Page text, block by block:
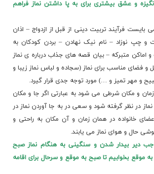
و عشق بیشتری برای به پا داشتن نماز فراهم
بایست فرآیند تربیت دینی از قبل از ازدواج – اذان
و چپ نوزاد – نام نیک نهادن – بردن کودکان به
اماکن متبرکه – بیان قصه های جذابدرباره ی نماز
و فضای مناسب برای نماز (سجاده و لباس نماز زیبا و
و مهر تمیز و …) مورد توجه جدی قرار گیرد.
و مکان شرطی می شود به عبارتی اگر جا و مکان
در نظر گرفته شود و سعی در به جا آوردن نماز در
خانواده در همان زمان و آن مکان به راحتی و
حال و هوای نماز می یابند.
دیر بیدار شدن و سنگینی به هنگام نماز صبح
موقع بخوابیم تا صبح به موقع و سرحال برای اقامه